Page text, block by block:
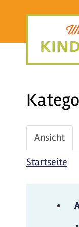
Haupt-
Reiter
Ansicht
Startseite